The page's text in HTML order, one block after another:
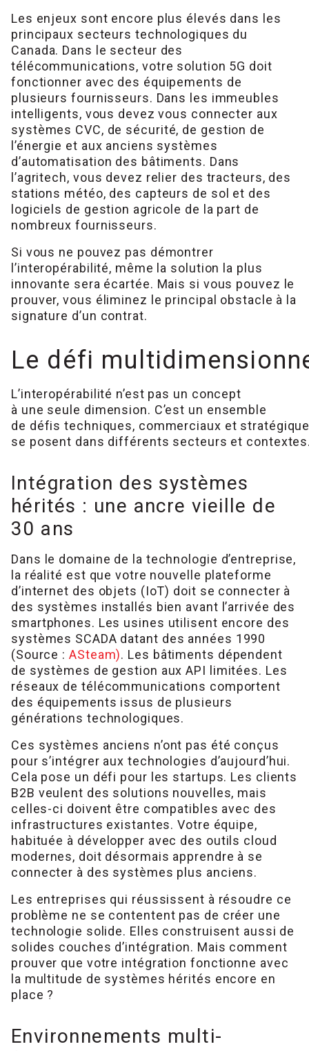
Les enjeux sont encore plus élevés dans les
principaux secteurs technologiques du
Canada. Dans le secteur des
télécommunications, votre solution 5G doit
fonctionner avec des équipements de
plusieurs fournisseurs. Dans les immeubles
intelligents, vous devez vous connecter aux
systèmes CVC, de sécurité, de gestion de
l’énergie et aux anciens systèmes
d’automatisation des bâtiments. Dans
l’agritech, vous devez relier des tracteurs, des
stations météo, des capteurs de sol et des
logiciels de gestion agricole de la part de
nombreux fournisseurs.
Si vous ne pouvez pas démontrer
l’interopérabilité, même la solution la plus
innovante sera écartée. Mais si vous pouvez le
prouver, vous éliminez le principal obstacle à la
signature d’un contrat.
Le défi
L’interopérabilité n’est pas un concept
à une seule dimension. C’est un ensemble
de défis techniques, commerciaux et
se posent dans différents secteurs et
Intégration des systèmes
hérités : une ancre vieille de
30 ans
Dans le domaine de la technologie d’entreprise,
la réalité est que votre nouvelle plateforme
d’internet des objets (IoT) doit se connecter à
des systèmes installés bien avant l’arrivée des
smartphones. Les usines utilisent encore des
systèmes SCADA datant des années 1990
(Source :ASteam). Les bâtiments dépendent
de systèmes de gestion aux API limitées. Les
réseaux de télécommunications comportent
des équipements issus de plusieurs
générations technologiques.
Ces systèmes anciens n’ont pas été conçus
pour s’intégrer aux technologies d’aujourd’hui.
Cela pose un défi pour les startups. Les clients
B2B veulent des solutions nouvelles, mais
celles-ci doivent être compatibles avec des
infrastructures existantes. Votre équipe,
habituée à développer avec des outils cloud
modernes, doit désormais apprendre à se
connecter à des systèmes plus anciens.
Les entreprises qui réussissent à résoudre ce
problème ne se contentent pas de créer une
technologie solide. Elles construisent aussi de
solides couches d’intégration. Mais comment
prouver que votre intégration fonctionne avec
la multitude de systèmes hérités encore en
place ?
Environnements multi-